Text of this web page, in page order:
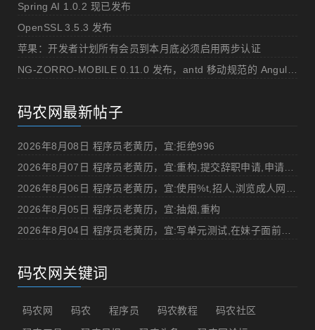
Spring AI 1.0.2 现已发布
OpenSSL 3.5.3 发布
苹果：开发者计划所有会员到本月底必须启用两步认证
码农网最新帖子
2026年8月08日 程序员老黄历，宜:拒绝996
2026年8月05日 程序员老黄历，宜:抽烟,重构
码农网关键词
码农网 码农 程序员 码农教程
码农社区